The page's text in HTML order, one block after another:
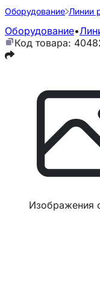
Оборудование Линии
Оборудование•
Код товара:
Изображения